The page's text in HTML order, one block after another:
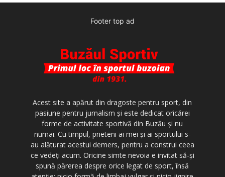
Footer top ad
Acest site a apărut din dragoste pentru sport, din
pasiune pentru jurnalism şi este dedicat oricărei
forme de activitate sportivă din Buzău şi nu
numai. Cu timpul, prieteni ai mei şi ai sportului s-
au alăturat acestui demers, pentru a construi ceea
ce vedeţi acum. Oricine simte nevoia e invitat să-şi
spună părerea despre orice legat de sport, însă